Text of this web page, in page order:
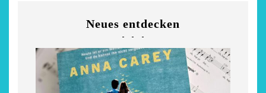
Neues entdecken